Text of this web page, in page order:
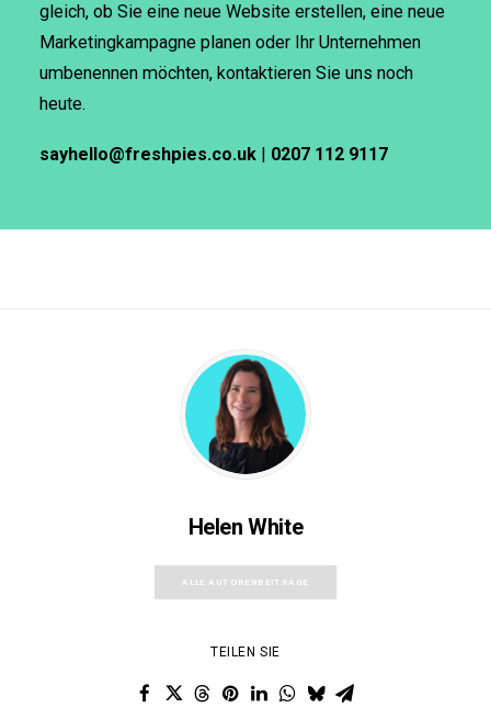
gleich, ob Sie eine neue Website erstellen, eine neue
Marketingkampagne planen oder Ihr Unternehmen
umbenennen möchten, kontaktieren Sie uns noch
heute.
sayhello@freshpies.co.uk | 0207 112 9117
Helen White
ALLE AUTORENBEITRÄGE
TEILEN SIE